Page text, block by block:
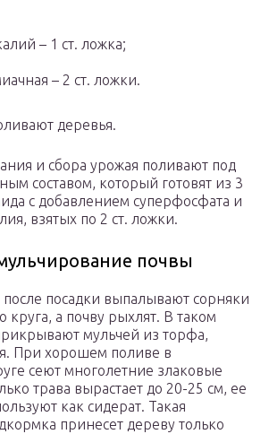
– 1 ст. ложка;
– 2 ст. ложки.
деревья.
и сбора урожая поливают под
составом, который готовят из 3
с добавлением суперфосфата и
взятых по 2 ст. ложки.
почвы
посадки выпалывают сорняки
круга, а почву рыхлят. В таком
мульчей из торфа,
При хорошем поливе в
сеют многолетние злаковые
трава вырастает до 20-25 см, ее
как сидерат. Такая
принесет дереву только